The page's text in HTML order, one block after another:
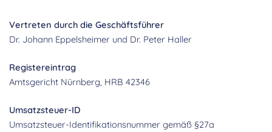
Vertreten durch die Geschäftsführer
Dr. Johann Eppelsheimer und Dr. Peter Haller
Registereintrag
Amtsgericht Nürnberg, HRB 42346
Umsatzsteuer-ID
Umsatzsteuer-Identifikationsnummer gemäß §27a